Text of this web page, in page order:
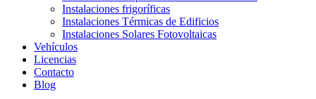
Instalaciones frigoríficas
Instalaciones Térmicas de Edificios
Instalaciones Solares Fotovoltaicas
Vehículos
Licencias
Contacto
Blog